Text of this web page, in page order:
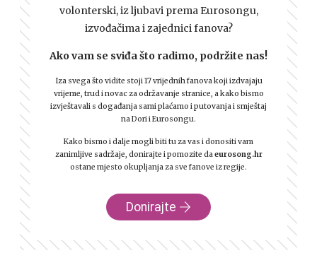
volonterski, iz ljubavi prema Eurosongu,
izvođačima i zajednici fanova?
Ako vam se sviđa što radimo, podržite nas!
Iza svega što vidite stoji 17 vrijednih fanova koji izdvajaju
vrijeme, trud i novac za održavanje stranice, a kako bismo
izvještavali s događanja sami plaćamo i putovanja i smještaj
na Dori i Eurosongu.
Kako bismo i dalje mogli biti tu za vas i donositi vam
zanimljive sadržaje, donirajte i pomozite daeurosong.hr
ostane mjesto okupljanja za sve fanove iz regije.
Donirajte